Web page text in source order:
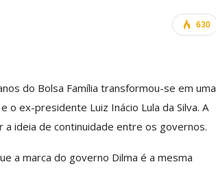
630
do Bolsa Família transformou-se em uma
ex-presidente Luiz Inácio Lula da Silva. A
ideia de continuidade entre os governos.
a marca do governo Dilma é a mesma
Presidente Da ASSECOR
Unificação Das Carreiras Do…